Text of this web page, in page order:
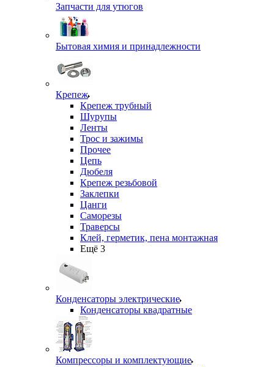
Запчасти для утюгов
Бытовая химия и принадлежности
Крепеж
Крепеж трубный
Шурупы
Ленты
Трос и зажимы
Прочее
Цепь
Дюбеля
Крепеж резьбовой
Заклепки
Цанги
Саморезы
Траверсы
Клей, герметик, пена монтажная
Ещё 3
Конденсаторы электрические
Конденсаторы квадратные
Компрессоры и комплектующие